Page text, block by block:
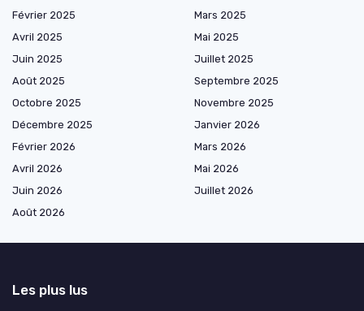
Février 2025
Mars 2025
Avril 2025
Mai 2025
Juin 2025
Juillet 2025
Août 2025
Septembre 2025
Octobre 2025
Novembre 2025
Décembre 2025
Janvier 2026
Février 2026
Mars 2026
Avril 2026
Mai 2026
Juin 2026
Juillet 2026
Août 2026
Les plus lus